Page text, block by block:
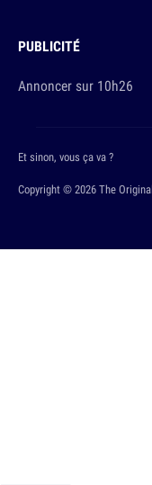
PUBLICITÉ
Annoncer sur 10h26
Copyright © 2026 The
Et sinon, vous ça va ?